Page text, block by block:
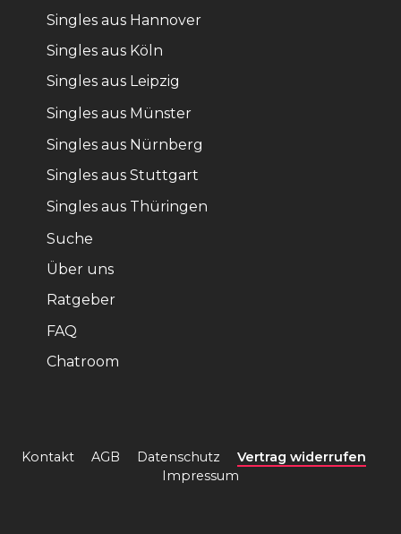
Singles aus Hannover
Singles aus Köln
Singles aus Leipzig
Singles aus Münster
Singles aus Nürnberg
Singles aus Stuttgart
Singles aus Thüringen
Suche
Über uns
Ratgeber
FAQ
Chatroom
Kontakt AGB Datenschutz
Vertrag widerrufen
Impressum